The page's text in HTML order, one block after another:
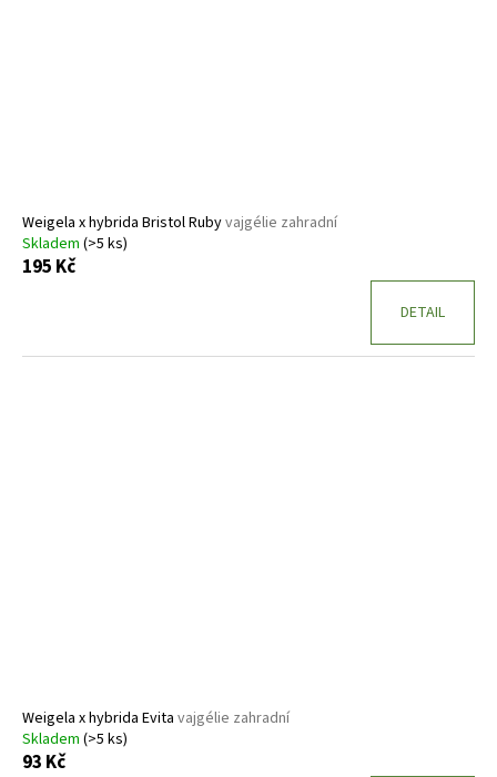
Weigela x hybrida Bristol Rubyvajgélie zahradní
Skladem (>5 ks)
195 Kč
DETAIL
Weigela x hybrida Evita vajgélie zahradní
Skladem (>5 ks)
93 Kč